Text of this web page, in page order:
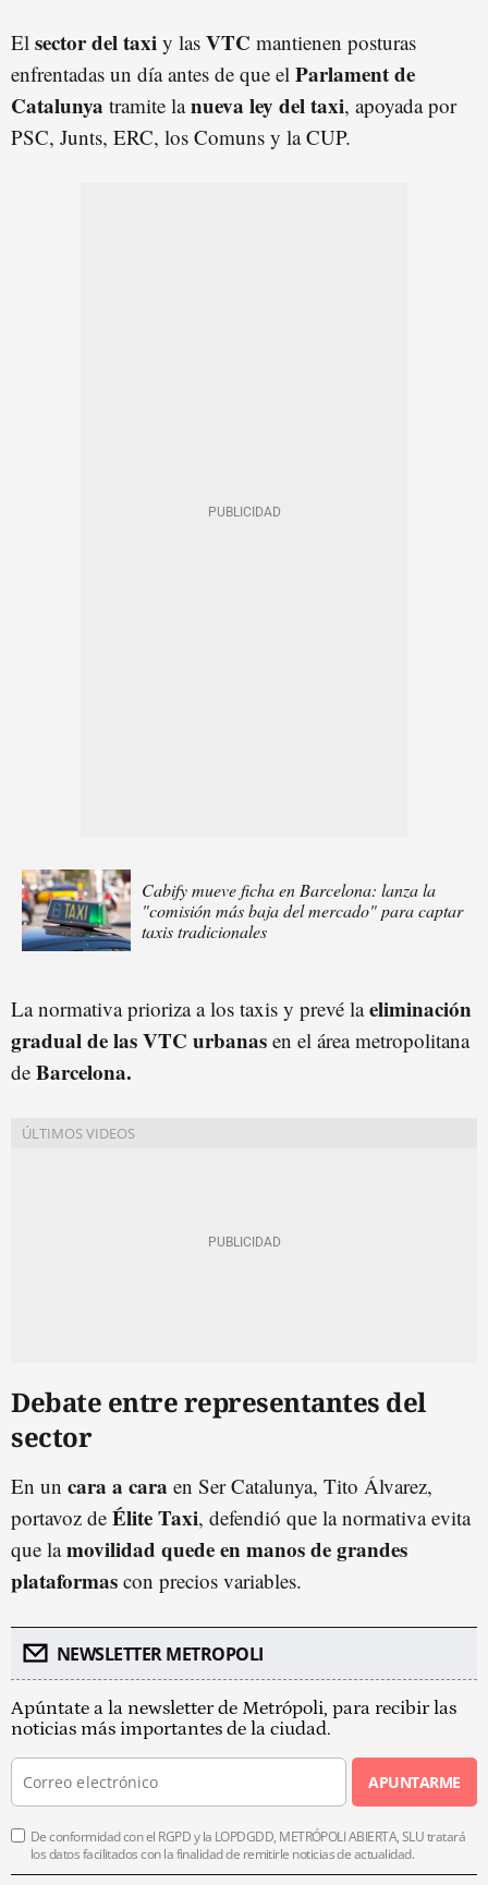
El sector del taxi y las VTC mantienen posturas
enfrentadas un día antes de que el Parlament de
Catalunya tramite lanueva ley del taxi, apoyada por
PSC, Junts, ERC, los Comuns y la CUP.
Cabify mueve ficha en Barcelona: lanza la
"comisión más baja del mercado" para captar
taxis tradicionales
La normativa prioriza a los taxis y prevé laeliminación
gradual de las VTC urbanas en el área metropolitana
de Barcelona.
Debate entre representantes del
sector
En un cara a cara en Ser Catalunya, Tito Álvarez,
portavoz de Élite Taxi, defendió que la normativa evita
que lamovilidad quede en manos de grandes
plataformas con precios variables.
NEWSLETTER METROPOLI
Apúntate a la newsletter de Metrópoli, para recibir las
noticias más importantes de la ciudad.
APUNTARME
De conformidad con el RGPD y la LOPDGDD, METRÓPOLI ABIERTA, SLU tratará
los datos facilitados con la finalidad de remitirle noticias de actualidad.